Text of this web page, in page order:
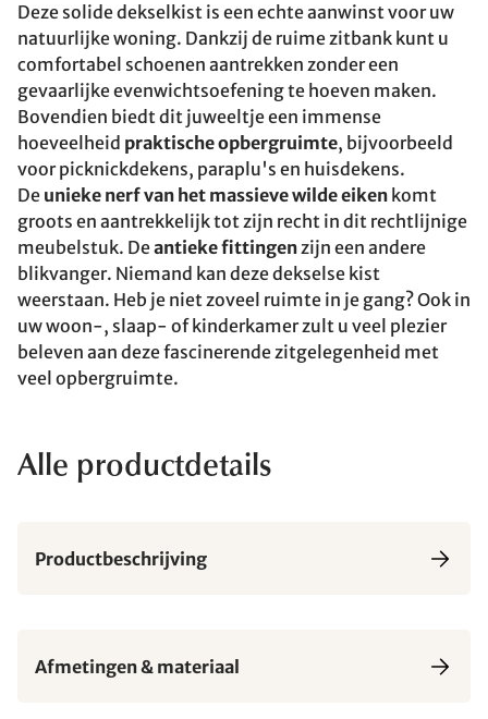
Deze solide dekselkist is een echte aanwinst voor uw
natuurlijke woning. Dankzij de ruime zitbank kunt u
comfortabel schoenen aantrekken zonder een
gevaarlijke evenwichtsoefening te hoeven maken.
Bovendien biedt dit juweeltje een immense
hoeveelheid praktische opbergruimte, bijvoorbeeld
voor picknickdekens, paraplu's en huisdekens.
De unieke nerf van het massieve wilde eiken komt
groots en aantrekkelijk tot zijn recht in dit rechtlijnige
meubelstuk. Deantieke fittingenzijn een andere
blikvanger. Niemand kan deze dekselse kist
weerstaan. Heb je niet zoveel ruimte in je gang? Ook in
uw woon-, slaap- of kinderkamer zult u veel plezier
beleven aan deze fascinerende zitgelegenheid met
veel opbergruimte.
Alle productdetails
Productbeschrijving
Afmetingen & materiaal